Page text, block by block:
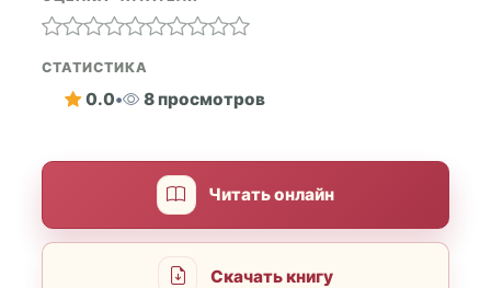
СТАТИСТИКА
0.0• 8 просмотров
Читать онлайн
Скачать книгу